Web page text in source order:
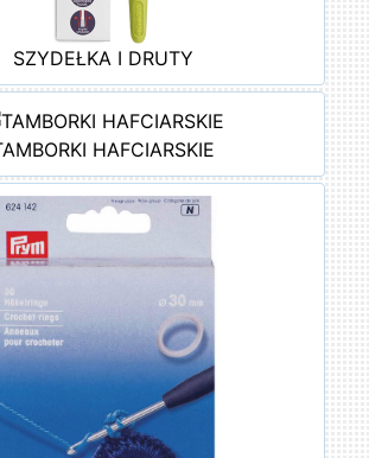
SZYDEŁKA I DRUTY
HAFCIARSKIE